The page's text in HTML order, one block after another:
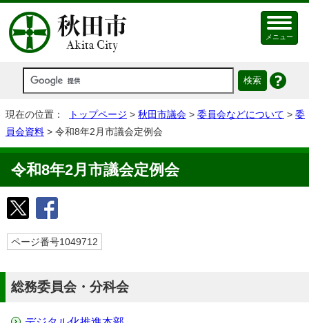
メニュー
現在の位置： トップページ > 秋田市議会 > 委員会などについて > 委
員会資料 > 令和8年2月市議会定例会
令和8年2月市議会定例会
ページ番号1049712
総務委員会・分科会